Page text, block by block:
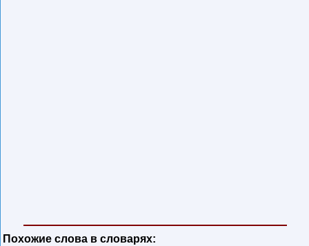
Похожие слова в словарях: